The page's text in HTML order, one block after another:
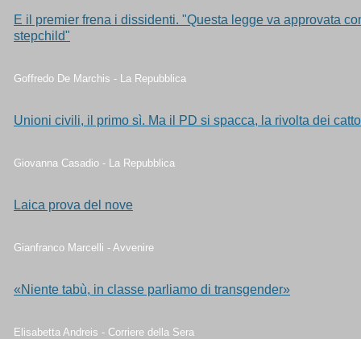
E il premier frena i dissidenti. "Questa legge va approvata
stepchild"
Goffredo De Marchis - La Repubblica
Unioni civili, il primo sì. Ma il PD si spacca, la rivolta dei
Giovanna Casadio - La Repubblica
Laica prova del nove
Gianfranco Marcelli - Avvenire
«Niente tabù, in classe parliamo di transgender»
Elisabetta Andreis - Corriere della Sera